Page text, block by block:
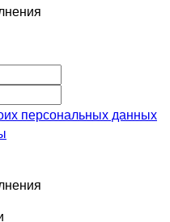
персональных данных